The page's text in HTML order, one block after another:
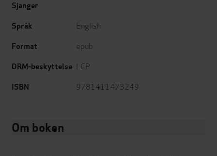
Sjanger
Språk
English
Format epub
DRM-beskyttelse LCP
ISBN 9781411473249
Om boken